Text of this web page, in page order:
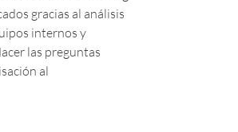
gracias al análisis
internos y
las preguntas
al